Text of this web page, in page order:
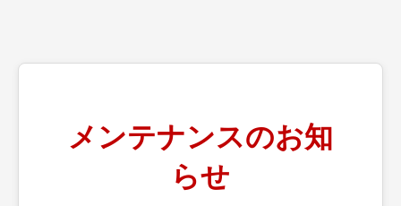
メンテナンスのお知
らせ